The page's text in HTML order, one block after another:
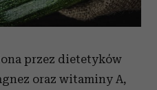
przez dietetyków
oraz witaminy A,